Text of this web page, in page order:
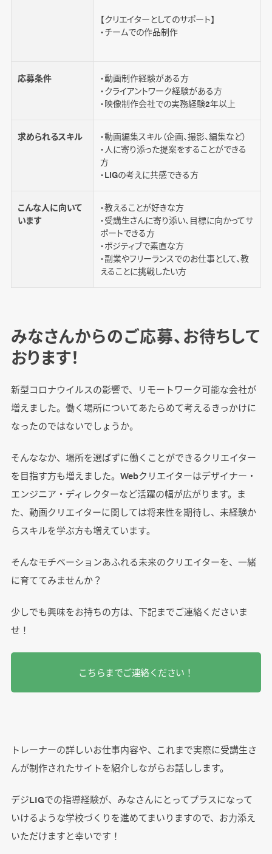
【クリエイターとしてのサポート】
・チームでの作品制作
応募条件
・動画制作経験がある方
・クライアントワーク経験がある方
・映像制作会社での実務経験2年以上
求められるスキル
・動画編集スキル（企画、撮影、編集など）
・人に寄り添った提案をすることができる
方
・LIGの考えに共感できる方
こんな人に向いて
います
・教えることが好きな方
・受講生さんに寄り添い、目標に向かってサ
ポートできる方
・ポジティブで素直な方
・副業やフリーランスでのお仕事として、教
えることに挑戦したい方
みなさんからのご応募、お待ちして
おります！
新型コロナウイルスの影響で、リモートワーク可能な会社が
増えました。働く場所についてあたらめて考えるきっかけに
なったのではないでしょうか。
そんななか、場所を選ばずに働くことができるクリエイター
を目指す方も増えました。Webクリエイターはデザイナー・
エンジニア・ディレクターなど活躍の幅が広がります。ま
た、動画クリエイターに関しては将来性を期待し、未経験か
らスキルを学ぶ方も増えています。
そんなモチベーションあふれる未来のクリエイターを、一緒
に育ててみませんか？
少しでも興味をお持ちの方は、下記までご連絡くださいま
せ！
こちらまでご連絡ください！
トレーナーの詳しいお仕事内容や、これまで実際に受講生さ
んが制作されたサイトを紹介しながらお話しします。
デジLIGでの指導経験が、みなさんにとってプラスになって
いけるような学校づくりを進めてまいりますので、お力添え
いただけますと幸いです！